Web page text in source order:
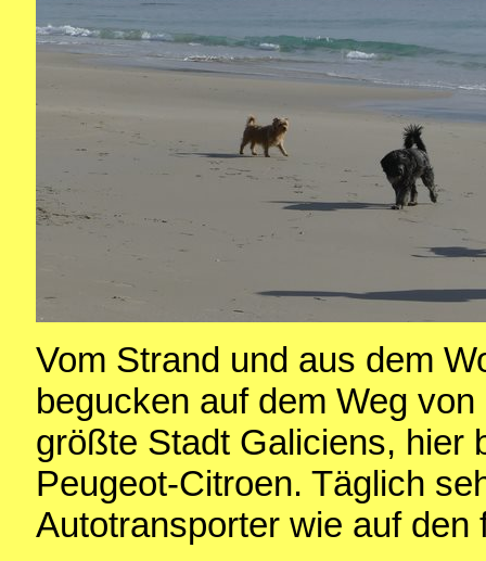
Vom Strand und aus dem
begucken auf dem Weg
größte Stadt Galiciens, hier
Peugeot-Citroen. Täglich
Autotransporter wie auf den